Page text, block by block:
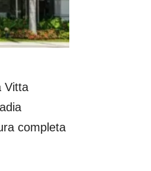
Vitta
completa